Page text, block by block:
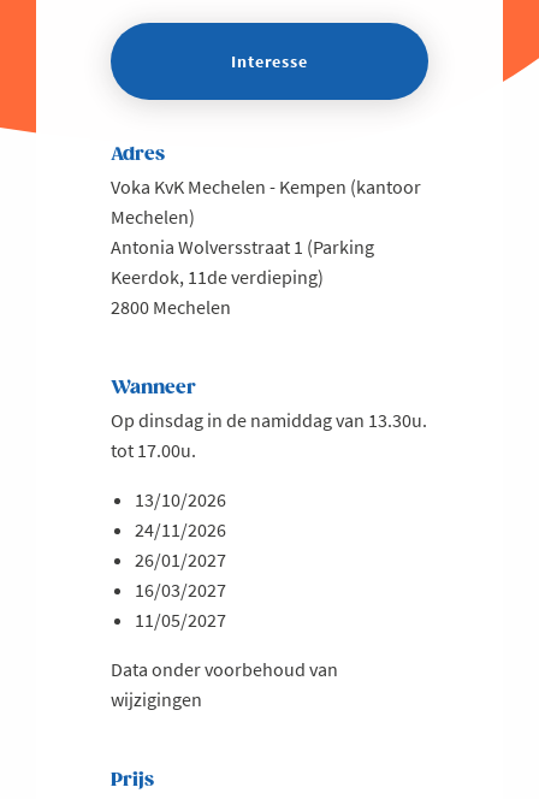
Interesse
Adres
Voka KvK Mechelen - Kempen (kantoor
Mechelen)
Antonia Wolversstraat 1 (Parking
Keerdok, 11de verdieping)
2800 Mechelen
Wanneer
Op dinsdag in de namiddag van 13.30u.
tot 17.00u.
13/10/2026
24/11/2026
26/01/2027
16/03/2027
11/05/2027
Data onder voorbehoud van
wijzigingen
Prijs